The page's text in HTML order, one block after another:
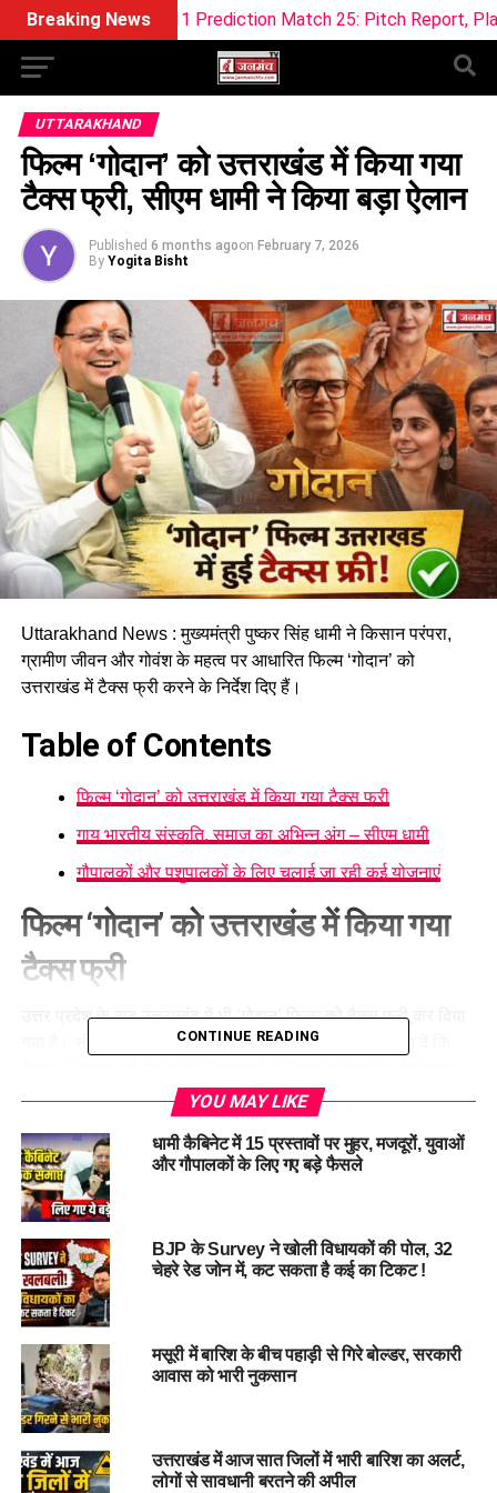
Breaking News
Prediction Match 25: Pitch Report, Playing 11 &
UTTARAKHAND
फिल्म ‘गोदान’ को उत्तराखंड में किया गया
टैक्स फ्री, सीएम धामी ने किया बड़ा ऐलान
Published 6 months agoon February 7, 2026
By Yogita Bisht
Uttarakhand News : मुख्यमंत्री पुष्कर सिंह धामी ने किसान परंपरा,
ग्रामीण जीवन और गोवंश के महत्व पर आधारित फिल्म ‘गोदान’ को
उत्तराखंड में टैक्स फ्री करने के निर्देश दिए हैं।
Table of Contents
फिल्म ‘गोदान’ को उत्तराखंड में किया गया टैक्स फ्री
गाय भारतीय संस्कृति, समाज का अभिन्न अंग – सीएम धामी
गौपालकों और पशुपालकों के लिए चलाई जा रही कई योजनाएं
फिल्म ‘गोदान’ को उत्तराखंड में किया गया
टैक्स फ्री
उत्तर प्रदेश के बाद उत्तराखंंड में भी ‘गोदान’ फिल्म कोटैक्स फ्री
गया है। सीएम धामी ने इसे टैक्स फ्री करने के निर्देश दिए हैं। बता दें कि
को भारतीय संस्कृति व परंपराओं से जोड़ने का संदेश देती है।
गाय भारतीय संस्कृति, समाज का अभिन्न
अंग – सीएम धामी
मुख्यमंत्री ने कहा कि गाय केवल धर्म और आस्था का विषय नहीं है, बल्कि
भारतीय संस्कृति, समाज और ग्रामीण अर्थव्यवस्था का अभिन्न अंग है। इस
तरह की फिल्मों के माध्यम से समाज में सकारात्मक सोच और संवेदनशीलता
विकसित होती है, इसलिए ऐसी फिल्मों को प्रोत्साहन दिया जाना चाहिए।
CONTINUE READING
YOU MAY LIKE
धामी कैबिनेट में 15 प्रस्तावों पर मुहर, मजदूरों, युवाओं
और गौपालकों के लिए गए बड़े फैसले
BJP के Survey ने खोली विधायकों की पोल, 32
चेहरे रेड जोन में, कट सकता है कई का टिकट !
मसूरी में बारिश के बीच पहाड़ी से गिरे बोल्डर, सरकारी
आवास को भारी नुकसान
उत्तराखंड में आज सात जिलों में भारी बारिश का अलर्ट,
लोगों से सावधानी बरतने की अपील